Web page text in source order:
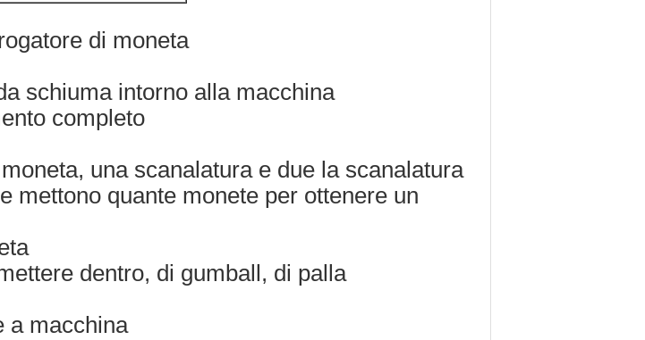
di moneta
schiuma intorno alla macchina
completo
una scanalatura e due la scanalatura
mettono quante monete per ottenere un
dentro, di gumball, di palla
a macchina